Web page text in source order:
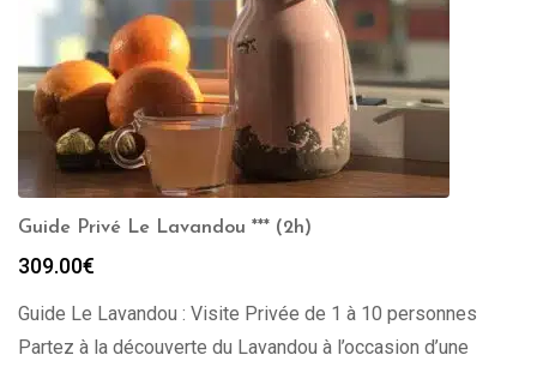
Guide Privé Le Lavandou *** (2h)
309.00€
Guide Le Lavandou : Visite Privée de 1 à 10 personnes
Partez à la découverte du Lavandou à l’occasion d’une